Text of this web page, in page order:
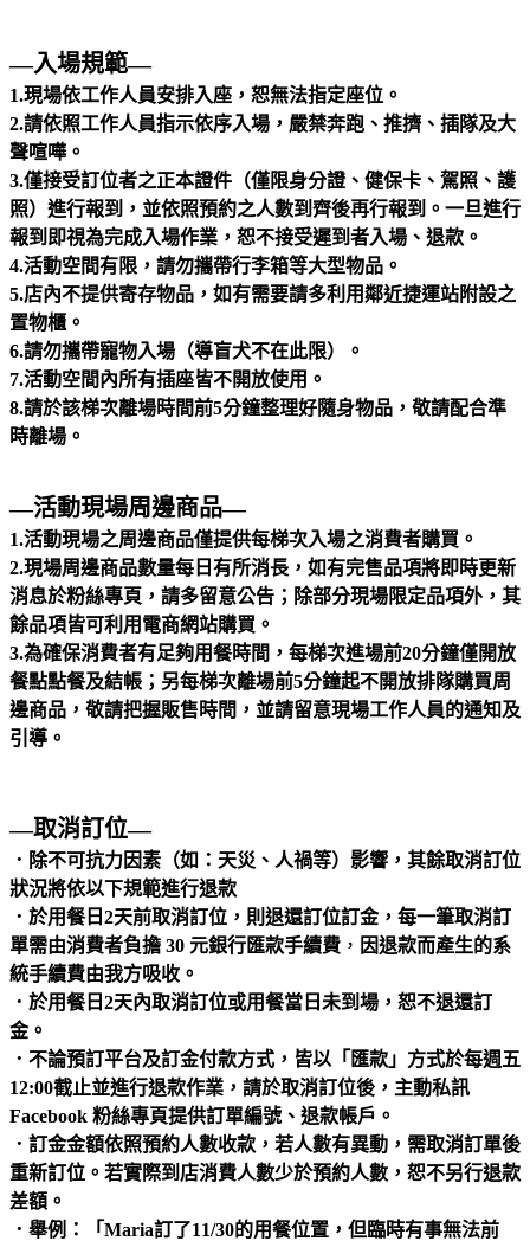
—入場規範—
1.現場依工作人員安排入座，恕無法指定座位。
2.請依照工作人員指示依序入場，嚴禁奔跑、推擠、插隊及大
聲喧嘩。
3.僅接受訂位者之正本證件（僅限身分證、健保卡、駕照、護
照）進行報到，並依照預約之人數到齊後再行報到。一旦進行
報到即視為完成入場作業，恕不接受遲到者入場、退款。
4.活動空間有限，請勿攜帶行李箱等大型物品。
5.店內不提供寄存物品，如有需要請多利用鄰近捷運站附設之
置物櫃。
6.請勿攜帶寵物入場（導盲犬不在此限）。
7.活動空間內所有插座皆不開放使用。
8.請於該梯次離場時間前5分鐘整理好隨身物品，敬請配合準
時離場。
—活動現場周邊商品—
1.活動現場之周邊商品僅提供每梯次入場之消費者購買。
2.現場周邊商品數量每日有所消長，如有完售品項將即時更新
消息於粉絲專頁，請多留意公告；除部分現場限定品項外，其
餘品項皆可利用電商網站購買。
3.為確保消費者有足夠用餐時間，每梯次進場前20分鐘僅開放
餐點點餐及結帳；另每梯次離場前5分鐘起不開放排隊購買周
邊商品，敬請把握販售時間，並請留意現場工作人員的通知及
引導。
—取消訂位—
．除不可抗力因素（如：天災、人禍等）影響，其餘取消訂位
狀況將依以下規範進行退款
．於用餐日2天前取消訂位，則退還訂位訂金， 每一筆取消訂
單需由消費者負擔 30 元銀行匯款手續費 ， 因退款而產生的系
統手續費由我方吸收。
．於用餐日2天內取消訂位或用餐當日未到場，恕不退還訂
金。
．不論預訂平台及訂金付款方式，皆以「匯款」方式於每週五
12:00截止並進行退款作業，請於取消訂位後，主動私訊
Facebook 粉絲專頁提供訂單編號、退款帳戶。
．訂金金額依照預約人數收款，若人數有異動，需取消訂單後
重新訂位。若實際到店消費人數少於預約人數，恕不另行退款
差額。
．舉例：「Maria訂了11/30的用餐位置，但臨時有事無法前